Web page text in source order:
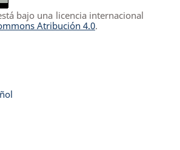
bajo una licencia internacional
Atribución 4.0.